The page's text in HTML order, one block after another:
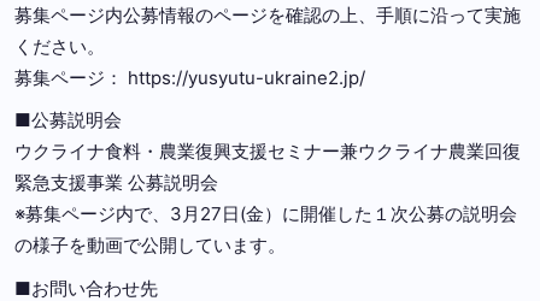
募集ページ内公募情報のページを確認の上、手順に沿って実施
ください。
募集ページ： https://yusyutu-ukraine2.jp/
■公募説明会
ウクライナ食料・農業復興支援セミナー兼ウクライナ農業回復
緊急支援事業 公募説明会
※募集ページ内で、3⽉27⽇(⾦）に開催した１次公募の説明会
の様子を動画で公開しています。
■お問い合わせ先